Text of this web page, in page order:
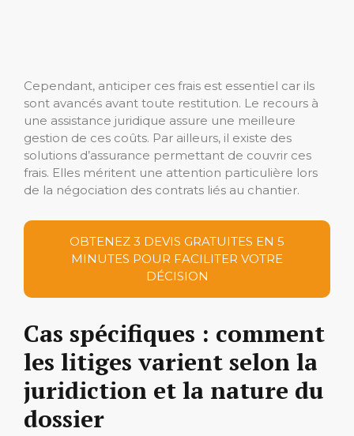
Cependant, anticiper ces frais est essentiel car ils
sont avancés avant toute restitution. Le recours à
une assistance juridique assure une meilleure
gestion de ces coûts. Par ailleurs, il existe des
solutions d’assurance permettant de couvrir ces
frais. Elles méritent une attention particulière lors
de la négociation des contrats liés au chantier.
OBTENEZ 3 DEVIS GRATUITES EN 5
MINUTES POUR FACILITER VOTRE
DÉCISION
Cas spécifiques : comment
les litiges varient selon la
juridiction et la nature du
dossier